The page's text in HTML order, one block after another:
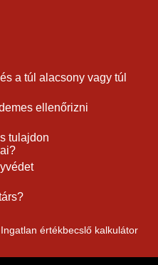
a túl alacsony vagy túl
ellenőrizni
tulajdon
értékbecslő kalkulátor